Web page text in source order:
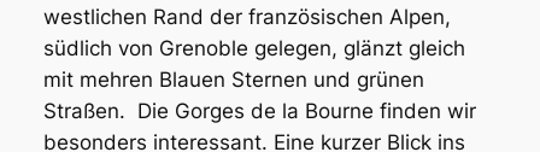
westlichen Rand der französischen Alpen,
südlich von Grenoble gelegen, glänzt gleich
mit mehren Blauen Sternen und grünen
Straßen. Die Gorges de la Bourne finden wir
besonders interessant. Eine kurzer Blick ins